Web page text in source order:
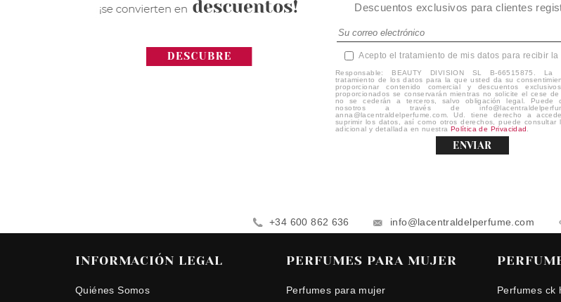
Descuentos exclusivos para clientes
Acepto el tratamiento de mis datos para recibir
Responsable: BEAUTY DIVISION SL B-66515875. La
tratamiento de los datos para la que usted da su
proporcionar contenido comercial y descuentos
proporcionados se conservarán mientras no solicite el cese
no se cederán a terceros, salvo obligación legal. Puede
nosotros a través de
anna@lacentraldelperfume.com. Ud. tiene derecho a
suprimir los datos, así como otros derechos, puede consultar
adicional y detallada en nuestra Política de Privacidad
ENVIAR
+34 600 862 636 info@lacentraldelperfume.com
INFORMACIÓN LEGAL
Quiénes Somos
PERFUMES PARA MUJER
Perfumes para mujer Perfumes ck